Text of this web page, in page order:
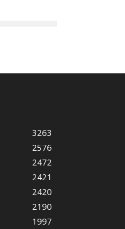
3263
2576
2472
2421
2420
2190
1997